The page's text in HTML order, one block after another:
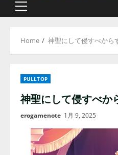
Primary
Home 神聖にして侵すべから
PULLTOP
神聖にして侵すべか
erogamenote 1月 9, 2025